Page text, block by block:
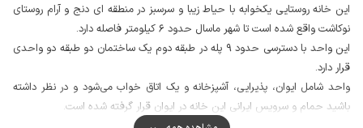
این خانه روستایی یکخوابه با حیاط زیبا و سرسبز در منطقه ای دنج و آرام روستای
نوکاشت واقع شده است تا شهر ماسال حدود 6 کیلومتر فاصله دارد.
این واحد با دسترسی حدود 9 پله در طبقه دوم یک ساختمان دو طبقه دو واحدی
قرار دارد.
واحد شامل ایوان، پذیرایی، آشپزخانه و یک اتاق خواب می‌شود و در نظر داشته
باشید حمام و سرویس ایرانی این خانه در ایوان قرار گرفته شده است.